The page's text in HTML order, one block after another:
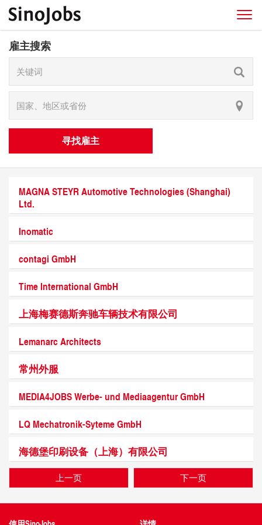
雇主搜索
寻找雇主
MAGNA STEYR Automotive Technologies (Shanghai)
Ltd.
Inomatic
contagi GmbH
Time International GmbH
上海梅赛德斯奔驰车辆技术有限公司
Lemanarc Architects
常州外服
MEDIA4JOBS Werbe- und Mediaagentur GmbH
LQ Mechatronik-Syteme GmbH
海德堡印刷设备（上海）有限公司
上一页 下一页